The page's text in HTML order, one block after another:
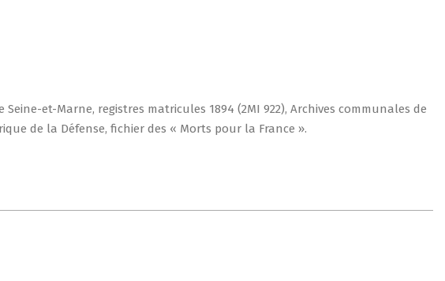
et-Marne, registres matricules 1894 (2MI 922), Archives communales de
de la Défense, fichier des « Morts pour la France ».